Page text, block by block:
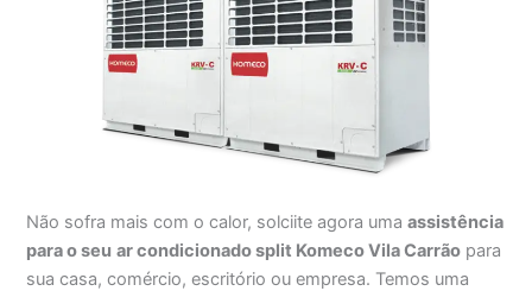
Não sofra mais com o calor, solciite agora umaassistência
para o seu ar condicionado split Komeco Vila Carrão para
sua casa, comércio, escritório ou empresa. Temos uma